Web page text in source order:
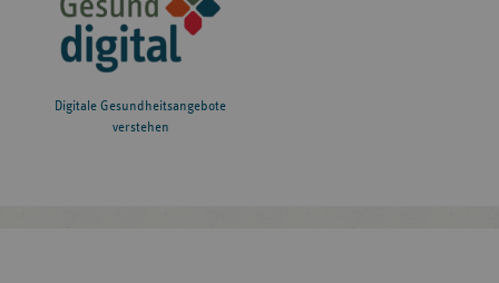
Digitale Gesundheitsangebote
verstehen